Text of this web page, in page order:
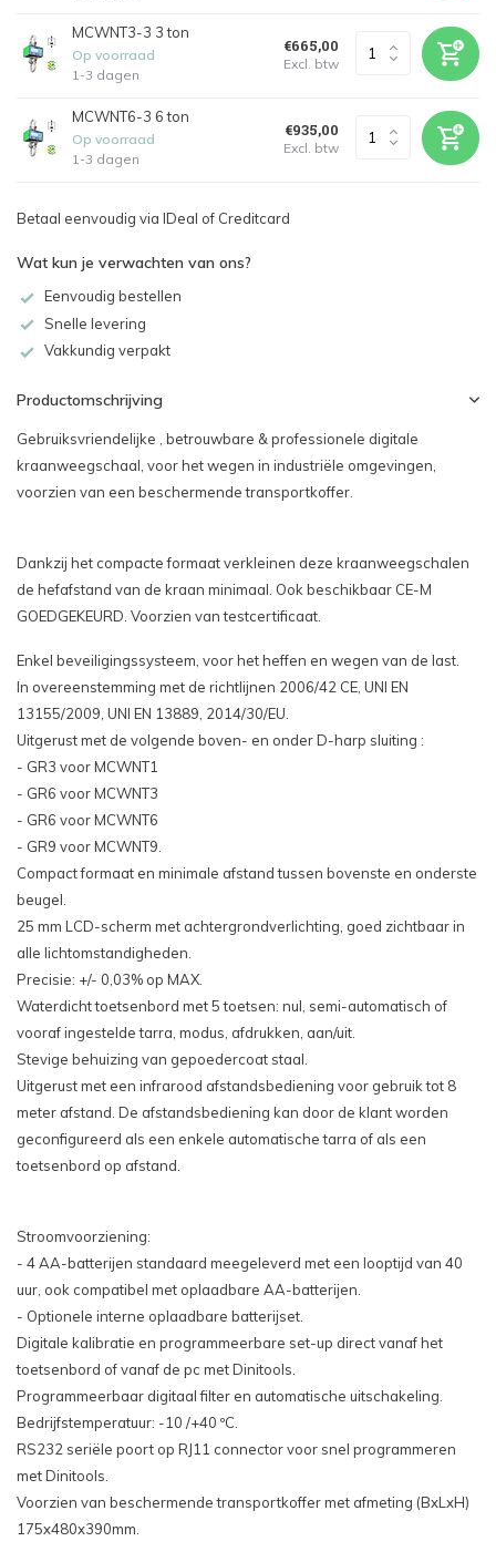
MCWNT3-3 3 ton
Op voorraad
1-3 dagen
€665,00
Excl. btw
MCWNT6-3 6 ton
Op voorraad
1-3 dagen
€935,00
Excl. btw
Betaal eenvoudig via IDeal of Creditcard
Wat kun je verwachten van ons?
Eenvoudig bestellen
Snelle levering
Vakkundig verpakt
Productomschrijving
Gebruiksvriendelijke , betrouwbare & professionele digitale
kraanweegschaal, voor het wegen in industriële omgevingen,
voorzien van een beschermende transportkoffer.
Dankzij het compacte formaat verkleinen deze kraanweegschalen
de hefafstand van de kraan minimaal. Ook beschikbaar CE-M
GOEDGEKEURD. Voorzien van testcertificaat.
Enkel beveiligingssysteem, voor het heffen en wegen van de last.
In overeenstemming met de richtlijnen 2006/42 CE, UNI EN
13155/2009, UNI EN 13889, 2014/30/EU.
Uitgerust met de volgende boven- en onder D-harp sluiting :
- GR3 voor MCWNT1
- GR6 voor MCWNT3
- GR6 voor MCWNT6
- GR9 voor MCWNT9.
Compact formaat en minimale afstand tussen bovenste en onderste
beugel.
25 mm LCD-scherm met achtergrondverlichting, goed zichtbaar in
alle lichtomstandigheden.
Precisie: +/- 0,03% op MAX.
Waterdicht toetsenbord met 5 toetsen: nul, semi-automatisch of
vooraf ingestelde tarra, modus, afdrukken, aan/uit.
Stevige behuizing van gepoedercoat staal.
Uitgerust met een infrarood afstandsbediening voor gebruik tot 8
meter afstand. De afstandsbediening kan door de klant worden
geconfigureerd als een enkele automatische tarra of als een
toetsenbord op afstand.
Stroomvoorziening:
- 4 AA-batterijen standaard meegeleverd met een looptijd van 40
uur, ook compatibel met oplaadbare AA-batterijen.
- Optionele interne oplaadbare batterijset.
Digitale kalibratie en programmeerbare set-up direct vanaf het
toetsenbord of vanaf de pc met Dinitools.
Programmeerbaar digitaal filter en automatische uitschakeling.
Bedrijfstemperatuur: -10 /+40 ºC.
RS232 seriële poort op RJ11 connector voor snel programmeren
met Dinitools.
Voorzien van beschermende transportkoffer met afmeting (BxLxH)
175x480x390mm.